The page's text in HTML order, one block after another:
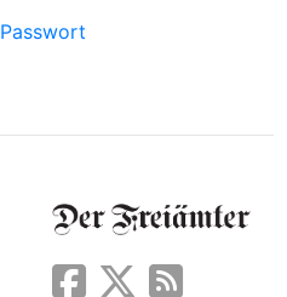
Passwort